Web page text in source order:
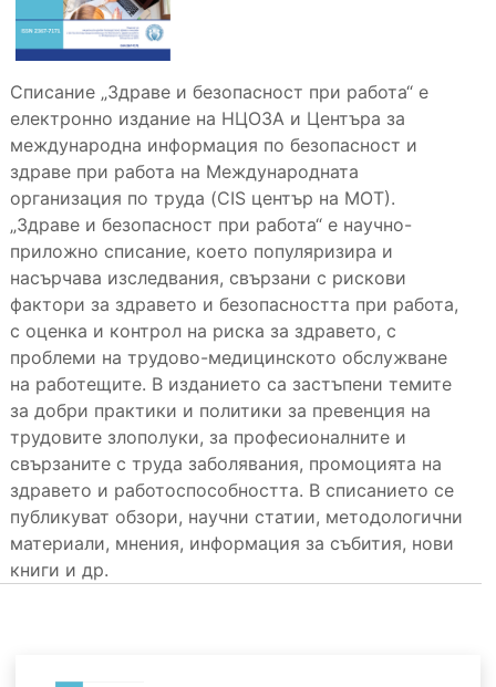
Списание „Здраве и безопасност при работа“ е
електронно издание на НЦОЗА и Центъра за
международна информация по безопасност и
здраве при работа на Международната
организация по труда (CIS център на МОТ).
„Здраве и безопасност при работа“ е научно-
приложно списание, което популяризира и
насърчава изследвания, свързани с рискови
фактори за здравето и безопасността при работа,
с оценка и контрол на риска за здравето, с
проблеми на трудово-медицинското обслужване
на работещите. В изданието са застъпени темите
за добри практики и политики за превенция на
трудовите злополуки, за професионалните и
свързаните с труда заболявания, промоцията на
здравето и работоспособността. В списанието се
публикуват обзори, научни статии, методологични
материали, мнения, информация за събития, нови
книги и др.